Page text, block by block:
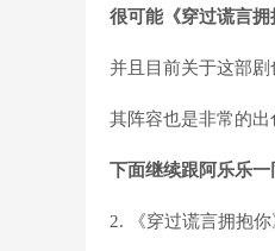
很可能《穿过谎言拥
并且目前关于这部剧
其阵容也是非常的出
下面继续跟阿乐乐一
2. 《穿过谎言拥抱